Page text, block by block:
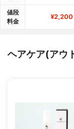
値段
料金
¥2,200
ヘアケア(アウ